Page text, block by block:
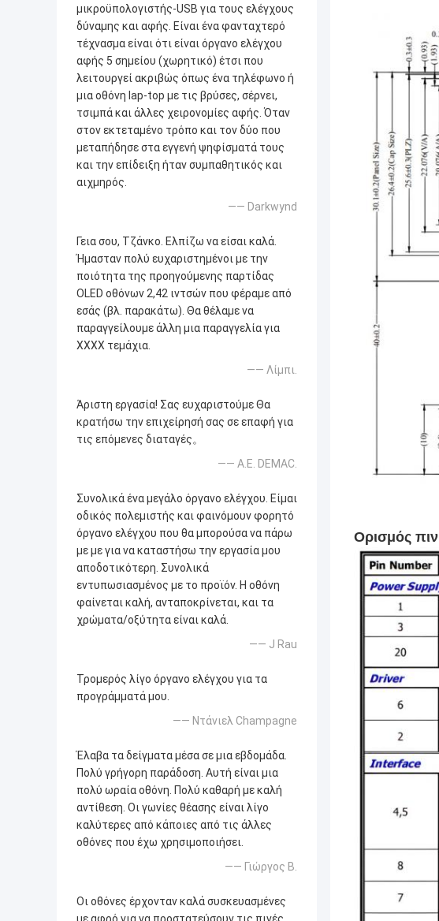
μικροϋπολογιστής-USB για τους ελέγχους
δύναμης και αφής. Είναι ένα φανταχτερό
τέχνασμα είναι ότι είναι όργανο ελέγχου
αφής 5 σημείου (χωρητικό) έτσι που
λειτουργεί ακριβώς όπως ένα τηλέφωνο ή
μια οθόνη lap-top με τις βρύσες, σέρνει,
τσιμπά και άλλες χειρονομίες αφής. Όταν
στον εκτεταμένο τρόπο και τον δύο που
μεταπήδησε στα εγγενή ψηφίσματά τους
και την επίδειξη ήταν συμπαθητικός και
αιχμηρός.
—— Darkwynd
Γεια σου, Τζάνκο. Ελπίζω να είσαι καλά.
Ήμασταν πολύ ευχαριστημένοι με την
ποιότητα της προηγούμενης παρτίδας
OLED οθόνων 2,42 ιντσών που φέραμε από
εσάς (βλ. παρακάτω). Θα θέλαμε να
παραγγείλουμε άλλη μια παραγγελία για
XXXX τεμάχια.
—— Λίμπι.
Άριστη εργασία! Σας ευχαριστούμε Θα
κρατήσω την επιχείρησή σας σε επαφή για
τις επόμενες διαταγές。
—— Α.Ε. DEMAC.
Συνολικά ένα μεγάλο όργανο ελέγχου. Είμαι
οδικός πολεμιστής και φαινόμουν φορητό
όργανο ελέγχου που θα μπορούσα να πάρω
με με για να καταστήσω την εργασία μου
αποδοτικότερη. Συνολικά
εντυπωσιασμένος με το προϊόν. Η οθόνη
φαίνεται καλή, ανταποκρίνεται, και τα
χρώματα/οξύτητα είναι καλά.
—— J Rau
Τρομερός λίγο όργανο ελέγχου για τα
προγράμματά μου.
—— Ντάνιελ Champagne
Έλαβα τα δείγματα μέσα σε μια εβδομάδα.
Πολύ γρήγορη παράδοση. Αυτή είναι μια
πολύ ωραία οθόνη. Πολύ καθαρή με καλή
αντίθεση. Οι γωνίες θέασης είναι λίγο
καλύτερες από κάποιες από τις άλλες
οθόνες που έχω χρησιμοποιήσει.
—— Γιώργος Β.
Οι οθόνες έρχονταν καλά συσκευασμένες
Ορισμός πιν